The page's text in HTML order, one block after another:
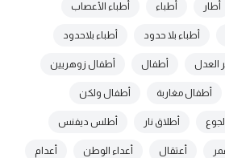
أطار أطباء أطباء الأعصاب
أطباء بلا حدود أطباء بلاحدود
العدل أطفال أطفال زوهريين
أطفال مغاربة أطفال ولكن
أطلاق نار أطلس ديفنس
أعتقال أعداء الوطن أعدام